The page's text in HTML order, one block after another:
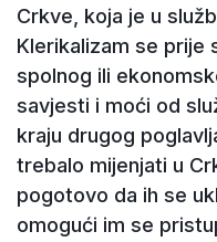
Crkve, koja je u
Klerikalizam se prije
spolnog ili
savjesti i moći od
kraju drugog
trebalo mijenjati u
pogotovo da ih se
omogući im se